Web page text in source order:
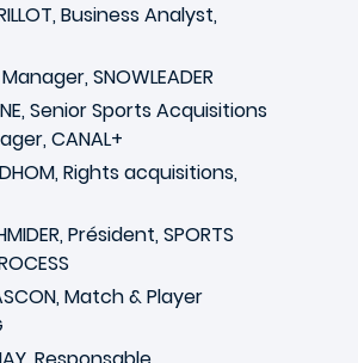
Business Analyst,
SNOWLEADER
Senior Sports Acquisitions
CANAL+
Rights acquisitions,
Président, SPORTS
Match & Player